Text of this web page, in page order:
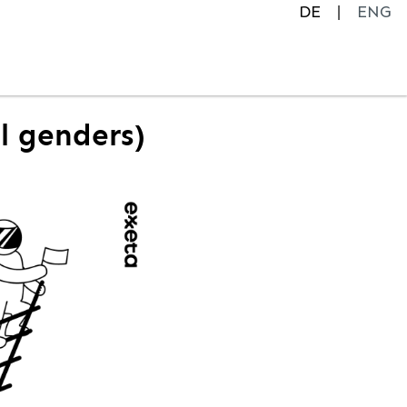
DE ENG
genders)